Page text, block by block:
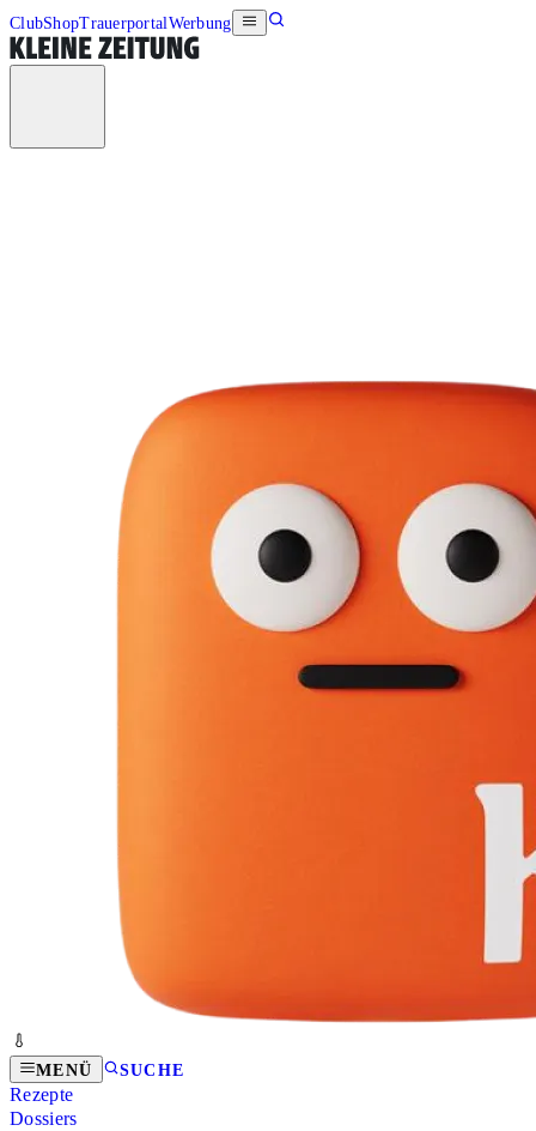
ClubShopTrauerportalWerbung
MENÜ SUCHE
Rezepte
Dossiers